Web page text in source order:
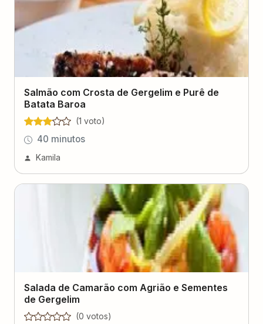
Salmão com Crosta de Gergelim e Purê de
Batata Baroa
(1 voto)
40 minutos
Kamila
Salada de Camarão com Agrião e Sementes
de Gergelim
(0 votos)